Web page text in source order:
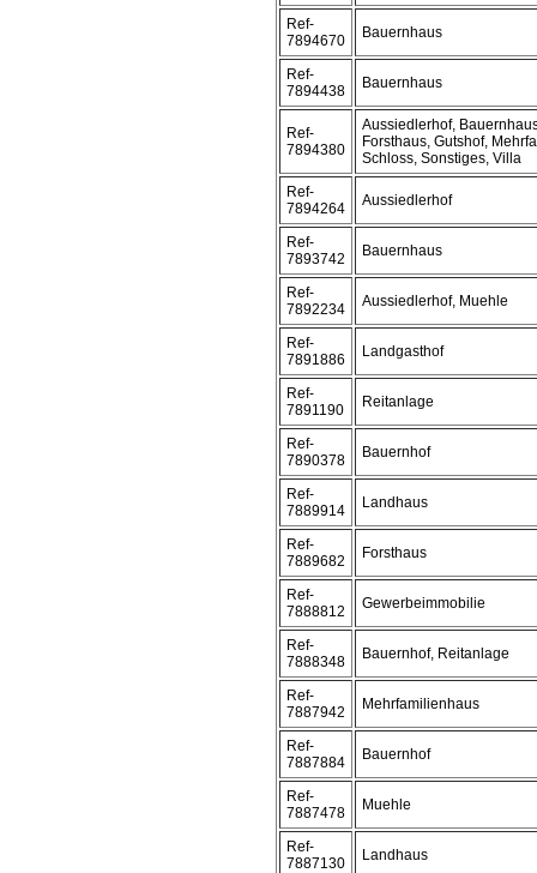
Ref-
7894670
Bauernhaus
Ref-
7894438
Bauernhaus
Ref-
7894380
Aussiedlerhof,
Forsthaus, Gutshof,
Schloss, Sonstiges, Villa
Ref-
7894264
Aussiedlerhof
Ref-
7893742
Bauernhaus
Ref-
7892234
Aussiedlerhof, Muehle
Ref-
7891886
Landgasthof
Ref-
7891190
Reitanlage
Ref-
7890378
Bauernhof
Ref-
7889914
Landhaus
Ref-
7889682
Forsthaus
Ref-
7888812
Gewerbeimmobilie
Ref-
7888348
Bauernhof, Reitanlage
Ref-
7887942
Mehrfamilienhaus
Ref-
7887884
Bauernhof
Ref-
7887478
Muehle
Ref-
7887130
Landhaus